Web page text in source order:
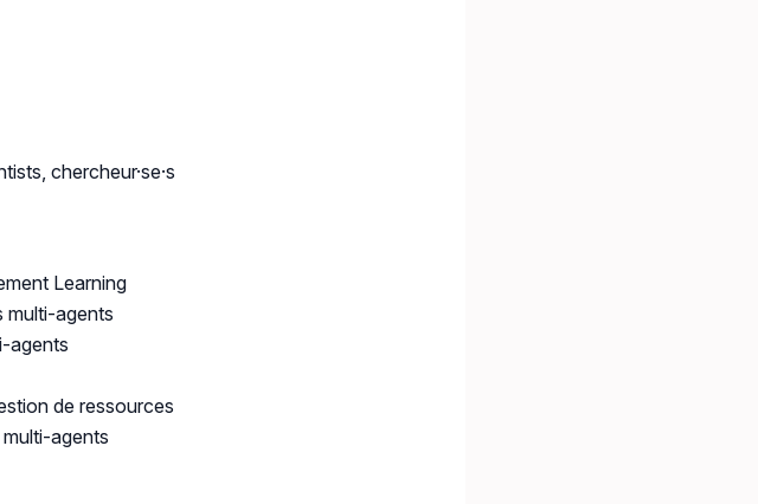
chercheur·se·s
Learning
multi-agents
agents
de ressources
agents